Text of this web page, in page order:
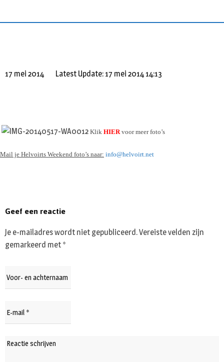
e
t
17 mei 2014 Latest Update: 17 mei 2014 14:13
Klik HIERvoor meer foto’s
Mail je Helvoirts Weekend foto’s naar: info@helvoirt.net
Geef een reactie
Je e-mailadres wordt niet gepubliceerd.Vereiste velden zijn
gemarkeerd met *